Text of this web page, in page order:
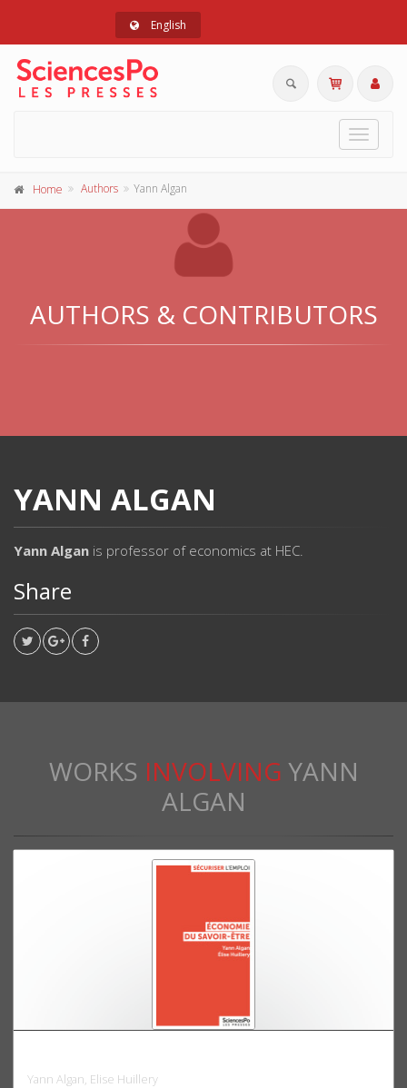
English
Toggle
Home Authors Yann Algan
AUTHORS & CONTRIBUTORS
YANN ALGAN
Yann Algan is professor of economics at HEC.
Share
WORKS INVOLVING YANN
ALGAN
Yann Algan, Elise Huillery